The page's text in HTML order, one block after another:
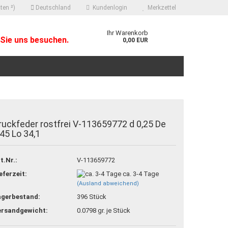
²) Deutschland Kundenlogin
erstellen
vergessen?
Merkzettel
uns besuchen.
Ihr Warenkorb
0,00 EUR
rostfrei V-113659772 d 0,25 De
Lo 34,1
V-113659772
ca. 3-4 Tage
(Ausland abweichend)
396 Stück
0.0798 gr. je Stück